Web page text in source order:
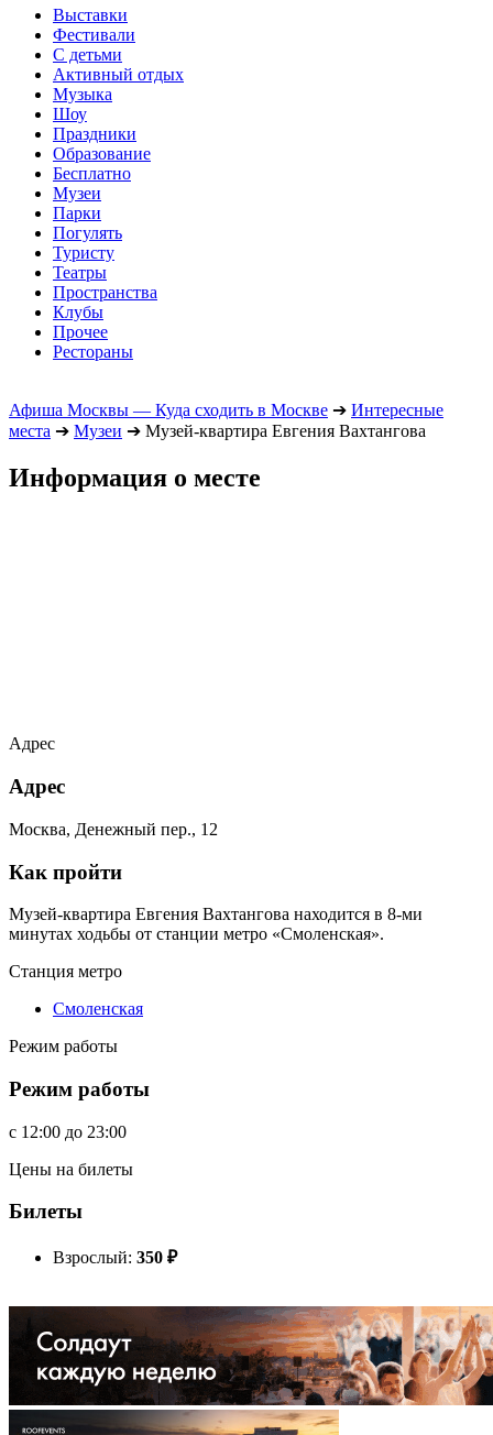
Выставки
Фестивали
С детьми
Активный отдых
Музыка
Шоу
Праздники
Образование
Бесплатно
Музеи
Парки
Погулять
Туристу
Театры
Пространства
Клубы
Прочее
Рестораны
Афиша Москвы — Куда сходить в Москве ➔ Интересные
места ➔ Музеи ➔ Музей-квартира Евгения Вахтангова
Информация о месте
Адрес
Адрес
Москва, Денежный пер., 12
Как пройти
Музей-квартира Евгения Вахтангова находится в 8-ми
минутах ходьбы от станции метро «Смоленская».
Станция метро
Смоленская
Режим работы
Режим работы
c 12:00 до 23:00
Цены на билеты
Билеты
Взрослый: 350 ₽